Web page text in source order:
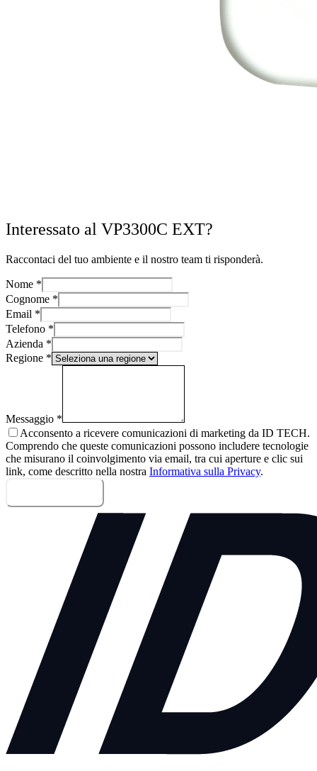
Interessato al VP3300C EXT?
Raccontaci del tuo ambiente e il nostro team ti risponderà.
Nome *
Cognome *
Email *
Telefono *
Azienda *
Regione *
Messaggio *
Acconsento a ricevere comunicazioni di marketing da ID TECH.
Comprendo che queste comunicazioni possono includere tecnologie
che misurano il coinvolgimento via email, tra cui aperture e clic sui
link, come descritto nella nostra Informativa sulla Privacy.